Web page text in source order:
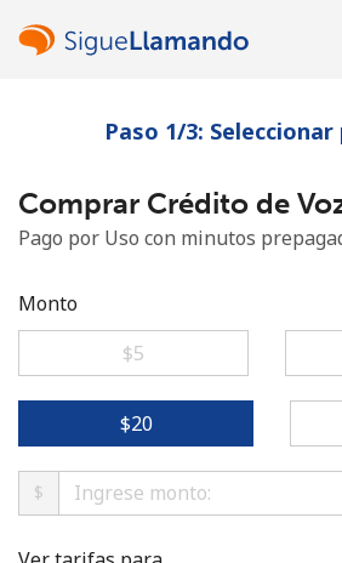
¿Ya tienes una cuenta?
Paso 1/3:
Comprar Crédito de
Pago por Uso con minutos
Monto
⁦$5⁩
⁦$20⁩
$